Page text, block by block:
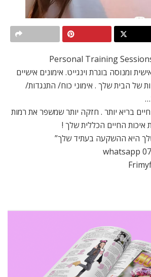
Personal Training
ומנוסה בוגרת וינגייט. אימונים אישיים
של הבית שלך . אימוני כוח/ התנגדות/
בריא יותר . חזקה יותר שמשפר את רמות
איכות החיים הכללית שלך !
היא ההשקעה בעתיד שלך”